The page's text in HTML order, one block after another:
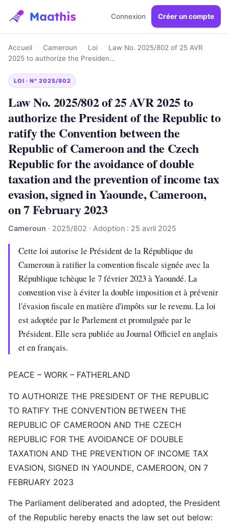
Connexion Créer un compte
Accueil Cameroun Loi
Law No. 2025/802 of 25 AVR
2025 to authorize the Presiden…
LOI · N° 2025/802
Law No. 2025/802 of 25 AVR 2025 to
authorize the President of the Republic to
ratify the Convention between the
Republic of Cameroon and the Czech
Republic for the avoidance of double
taxation and the prevention of income tax
evasion, signed in Yaounde, Cameroon,
on 7 February 2023
Cameroun · 2025/802 · Adoption : 25 avril 2025
Cette loi autorise le Président de la République du
Cameroun à ratifier la convention fiscale signée avec la
République tchèque le 7 février 2023 à Yaoundé. La
convention vise à éviter la double imposition et à prévenir
l'évasion fiscale en matière d'impôts sur le revenu. La loi
est adoptée par le Parlement et promulguée par le
Président. Elle sera publiée au Journal Officiel en anglais
et en français.
PEACE – WORK – FATHERLAND
TO AUTHORIZE THE PRESIDENT OF THE REPUBLIC
TO RATIFY THE CONVENTION BETWEEN THE
REPUBLIC OF CAMEROON AND THE CZECH
REPUBLIC FOR THE AVOIDANCE OF DOUBLE
TAXATION AND THE PREVENTION OF INCOME TAX
EVASION, SIGNED IN YAOUNDE, CAMEROON, ON 7
FEBRUARY 2023
The Parliament deliberated and adopted, the President
of the Republic hereby enacts the law set out below: